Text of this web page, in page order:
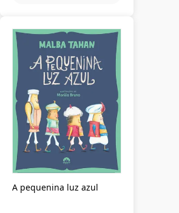
A pequenina luz azul